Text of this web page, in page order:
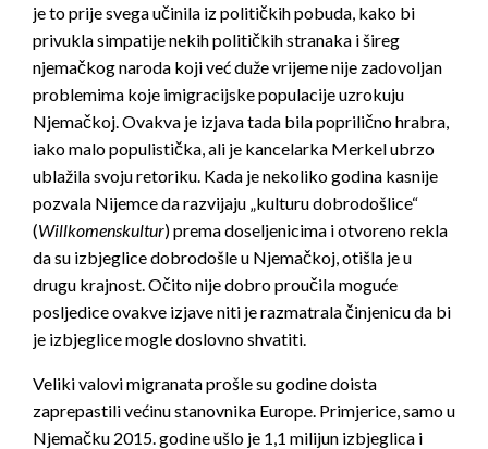
je to prije svega učinila iz političkih pobuda, kako bi
privukla simpatije nekih političkih stranaka i šireg
njemačkog naroda koji već duže vrijeme nije zadovoljan
problemima koje imigracijske populacije uzrokuju
Njemačkoj. Ovakva je izjava tada bila poprilično hrabra,
iako malo populistička, ali je kancelarka Merkel ubrzo
ublažila svoju retoriku. Kada je nekoliko godina kasnije
pozvala Nijemce da razvijaju „kulturu dobrodošlice“
(Willkomenskultur) prema doseljenicima i otvoreno rekla
da su izbjeglice dobrodošle u Njemačkoj, otišla je u
drugu krajnost. Očito nije dobro proučila moguće
posljedice ovakve izjave niti je razmatrala činjenicu da bi
je izbjeglice mogle doslovno shvatiti.
Veliki valovi migranata prošle su godine doista
zaprepastili većinu stanovnika Europe. Primjerice, samo u
Njemačku 2015. godine ušlo je 1,1 milijun izbjeglica i